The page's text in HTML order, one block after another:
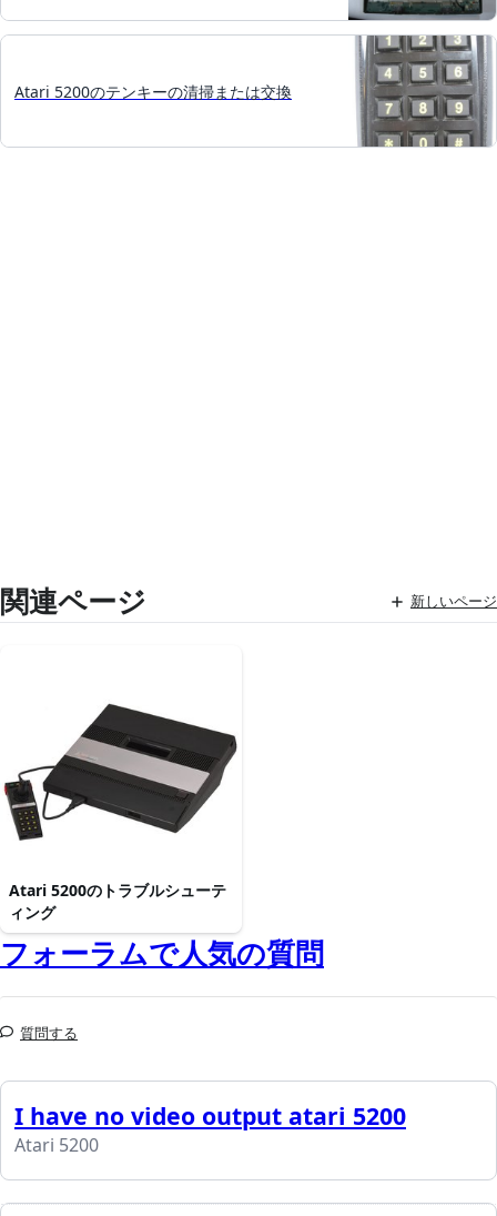
Atari 5200のテンキーの清掃または交換
関連ページ 新しいページ
Atari 5200のトラブルシューテ
ィング
フォーラムで人気の質問
質問する
I have no video output atari 5200
Atari 5200